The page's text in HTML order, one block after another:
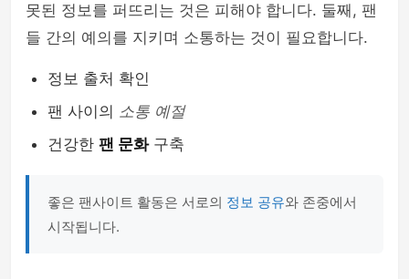
못된 정보를 퍼뜨리는 것은 피해야 합니다. 둘째, 팬
들 간의 예의를 지키며 소통하는 것이 필요합니다.
정보 출처 확인
팬 사이의 소통 예절
건강한 팬 문화구축
좋은 팬사이트 활동은 서로의 정보 공유와 존중에서
시작됩니다.